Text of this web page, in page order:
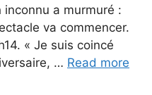
inconnu a murmuré :
va commencer.
« Je suis coincé
… Read more